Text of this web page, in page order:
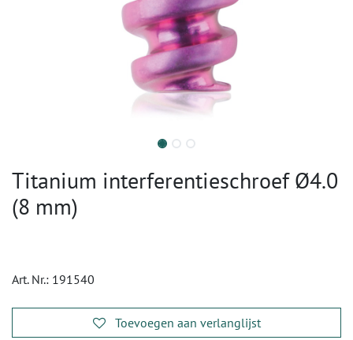
Titanium interferentieschroef Ø4.0
(8 mm)
Art. Nr.: 191540
Toevoegen aan verlanglijst